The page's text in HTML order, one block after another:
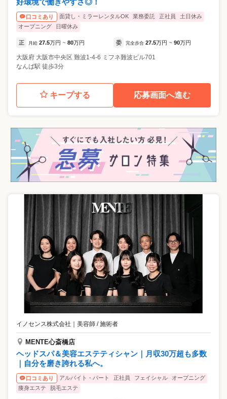
口コミあり 面貸し・ミラーレンタルOK 業務委託 正社員
土日休み
オープニング
日曜休み
正 月給 27.5万円 ~ 80万円 委 完全歩合 27.5万円 ~ 90万円
大阪府 大阪市中央区 難波1-4-6 ミフネ難波ビル701
なんば駅 徒歩3分
キープする 応募画面へ進む
イノセンス株式会社 ｜ 美容師 / 施術者
MENTE心斎橋店
ヘッドスパ＆美容エステティシャン｜月収30万超も多数
｜自分を磨き誇れる私へ。
口コミあり アルバイト・パート 正社員 フェイシャル
オープニング
痩身エステ
脱毛エステ